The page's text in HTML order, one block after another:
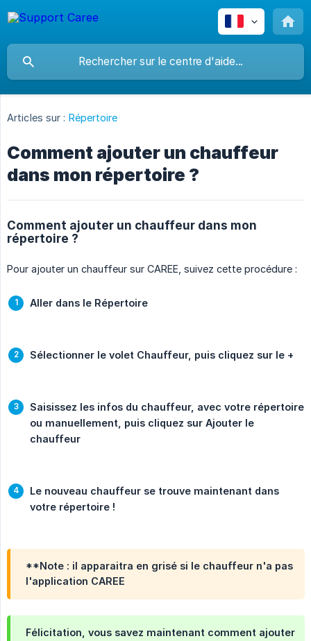
Articles sur : Répertoire
Comment ajouter un chauffeur
dans mon répertoire ?
Comment ajouter un chauffeur dans mon
répertoire ?
Pour ajouter un chauffeur sur CAREE, suivez cette procédure :
Aller dans le Répertoire
Sélectionner le volet Chauffeur, puis cliquez sur le +
Saisissez les infos du chauffeur, avec votre répertoire
ou manuellement, puis cliquez sur Ajouter le
chauffeur
Le nouveau chauffeur se trouve maintenant dans
votre répertoire !
**Note : il apparaitra en grisé si le chauffeur n'a pas
l'application CAREE
Félicitation, vous savez maintenant comment ajouter